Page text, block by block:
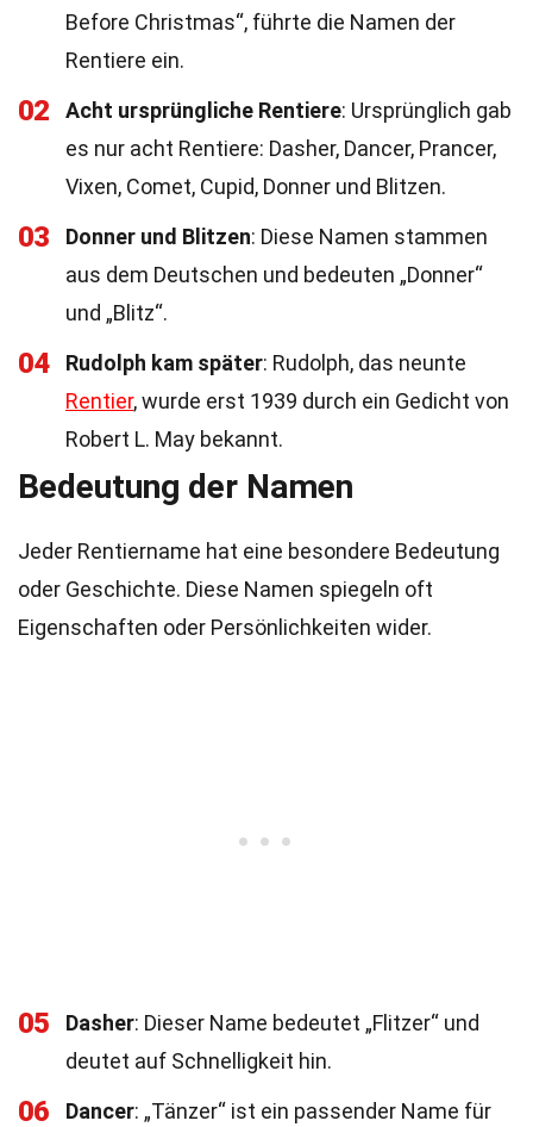
Before Christmas“, führte die Namen der
Rentiere ein.
02 Acht ursprüngliche Rentiere: Ursprünglich gab
es nur acht Rentiere: Dasher, Dancer, Prancer,
Vixen, Comet, Cupid, Donner und Blitzen.
03 Donner und Blitzen: Diese Namen stammen
aus dem Deutschen und bedeuten „Donner“
und „Blitz“.
04 Rudolph kam später: Rudolph, das neunte
Rentier, wurde erst 1939 durch ein Gedicht von
Robert L. May bekannt.
Bedeutung der Namen
Jeder Rentiername hat eine besondere Bedeutung
oder Geschichte. Diese Namen spiegeln oft
Eigenschaften oder Persönlichkeiten wider.
05 Dasher: Dieser Name bedeutet „Flitzer“ und
deutet auf Schnelligkeit hin.
06 Dancer: „Tänzer“ ist ein passender Name für